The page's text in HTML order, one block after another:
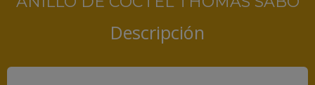
Descripción